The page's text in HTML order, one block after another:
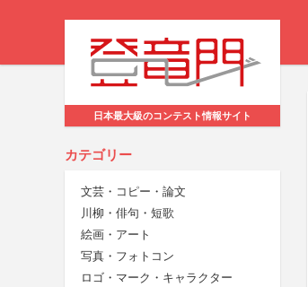
日本最大級のコンテスト情報サイト
カテゴリー
文芸・コピー・論文
川柳・俳句・短歌
絵画・アート
写真・フォトコン
ロゴ・マーク・キャラクター